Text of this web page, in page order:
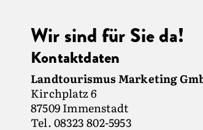
Wir sind für Sie da!
Kontaktdaten
Landtourismus Marketing
Kirchplatz 6
87509 Immenstadt
Tel. 08323 802-5953